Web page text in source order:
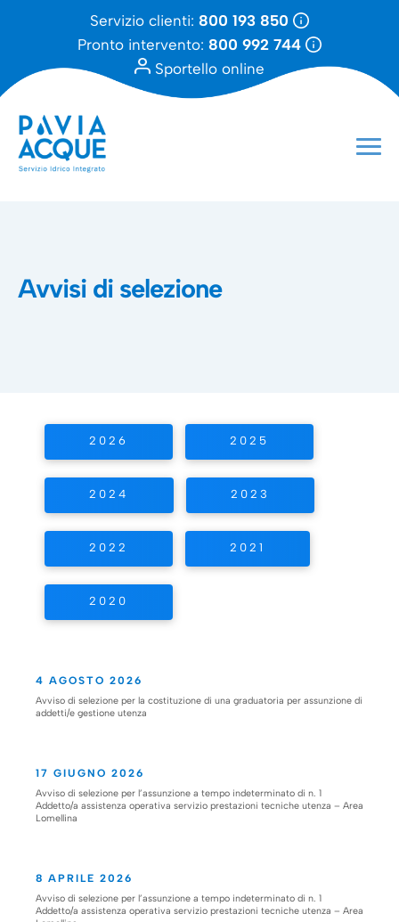
Servizio clienti: 800 193 850
Pronto intervento: 800 992 744
Sportello online
Avvisi di selezione
2026 2025
2024 2023
2022 2021
2020
4 AGOSTO 2026
Avviso di selezione per la costituzione di una graduatoria per assunzione di
addetti/e gestione utenza
17 GIUGNO 2026
Avviso di selezione per l’assunzione a tempo indeterminato di n. 1
Addetto/a assistenza operativa servizio prestazioni tecniche utenza – Area
Lomellina
8 APRILE 2026
Avviso di selezione per l’assunzione a tempo indeterminato di n. 1
Addetto/a assistenza operativa servizio prestazioni tecniche utenza – Area